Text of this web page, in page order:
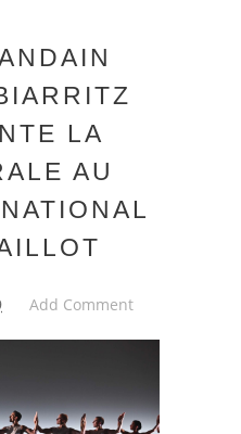
LA
AU
Add Comment